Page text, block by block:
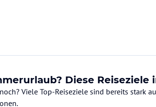
Diese
Viele Top-Reiseziele sind bereits stark